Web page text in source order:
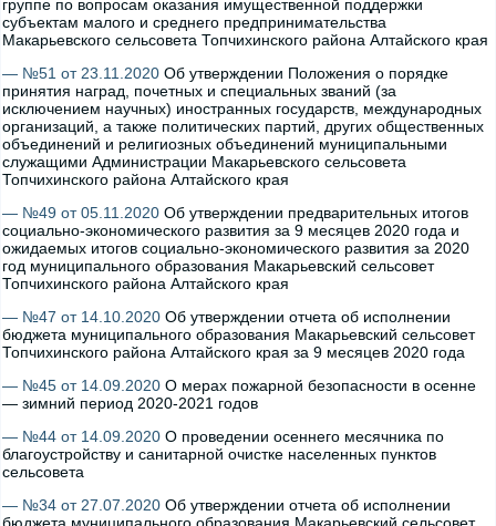
группе по вопросам оказания имущественной поддержки
субъектам малого и среднего предпринимательства
Макарьевского сельсовета Топчихинского района Алтайского края
— №51 от 23.11.2020 Об утверждении Положения о порядке
принятия наград, почетных и специальных званий (за
исключением научных) иностранных государств, международных
организаций, а также политических партий, других общественных
объединений и религиозных объединений муниципальными
служащими Администрации Макарьевского сельсовета
Топчихинского района Алтайского края
— №49 от 05.11.2020 Об утверждении предварительных итогов
социально-экономического развития за 9 месяцев 2020 года и
ожидаемых итогов социально-экономического развития за 2020
год муниципального образования Макарьевский сельсовет
Топчихинского района Алтайского края
— №47 от 14.10.2020 Об утверждении отчета об исполнении
бюджета муниципального образования Макарьевский сельсовет
Топчихинского района Алтайского края за 9 месяцев 2020 года
— №45 от 14.09.2020 О мерах пожарной безопасности в осенне
— зимний период 2020-2021 годов
— №44 от 14.09.2020 О проведении осеннего месячника по
благоустройству и санитарной очистке населенных пунктов
сельсовета
— №34 от 27.07.2020 Об утверждении отчета об исполнении